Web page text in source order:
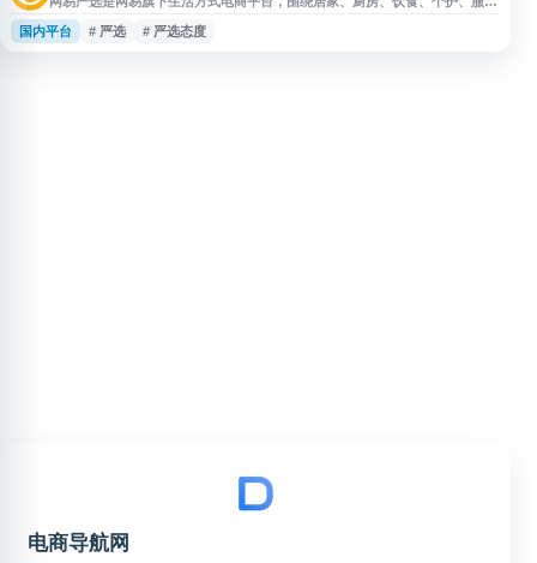
等日常消费场景提供甄选商品。平台强调对产地、工艺和原材料的把关，面向
用户提供家居生活用品、食品饮料及相关消费品选择，适合需要了解网易严选
国内平台 # 严选 # 严选态度
电商导航网